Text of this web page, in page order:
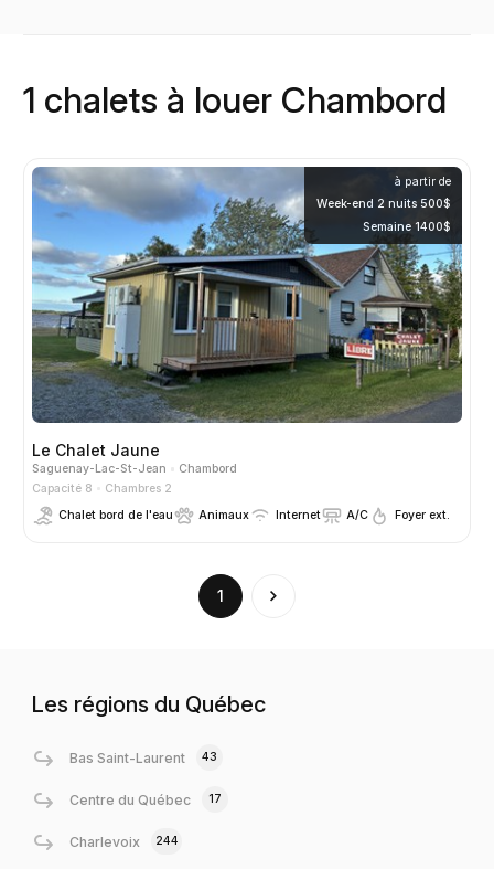
1 chalets à louer Chambord
à partir de
Week-end 2 nuits 500$
Semaine 1400$
Le Chalet Jaune
Saguenay-Lac-St-Jean
Chambord
Capacité 8
Chambres 2
Chalet bord de l'eau
Animaux Internet A/C Foyer ext.
1
(current)
Les régions du Québec
Bas Saint-Laurent 43
Centre du Québec 17
Charlevoix 244